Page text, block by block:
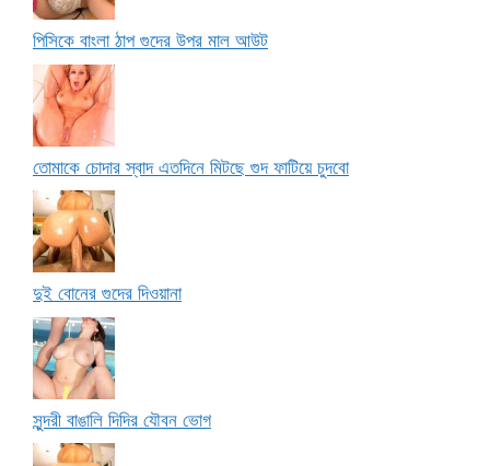
পিসিকে বাংলা ঠাপ গুদের উপর মাল আউট
তোমাকে চোদার স্বাদ এতদিনে মিটছে গুদ ফাটিয়ে চুদবো
দুই বোনের গুদের দিওয়ানা
সুন্দরী বাঙালি দিদির যৌবন ভোগ